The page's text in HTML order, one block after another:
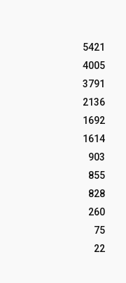
5421
4005
3791
2136
1692
1614
903
855
828
260
75
22